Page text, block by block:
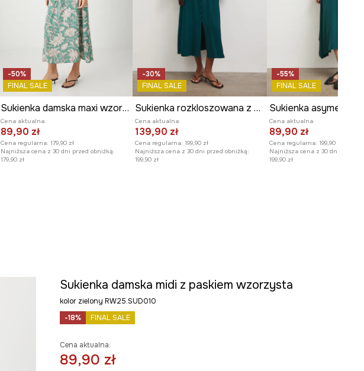
-50%
FINAL SALE
Sukienka damska maxi wzorzysta z wiskozy
Cena aktualna:
89,90 zł
Cena regularna: 179,90 zł
Najniższa cena z 30 dni przed obniżką:
179,90 zł
-30%
FINAL SALE
Sukienka rozkloszowana z wiskozą
Cena aktualna:
139,90 zł
Cena regularna: 199,90 zł
Najniższa cena z 30 dni przed obniżką:
199,90 zł
-55%
FINAL SALE
Cena aktualna:
89,90 zł
Cena regularna: 199,90 zł
Najniższa cena z 30 dni przed
199,90 zł
Sukienka damska midi z paskiem wzorzysta
kolor zielony RW25.SUD010
-18%
FINAL SALE
Cena aktualna:
89,90 zł